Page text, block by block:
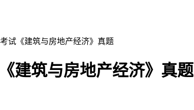
试《建筑与房地产经济》真题
建筑与房地产经济》真题